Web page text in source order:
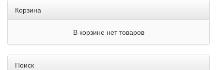
Корзина
В корзине нет товаров
Поиск